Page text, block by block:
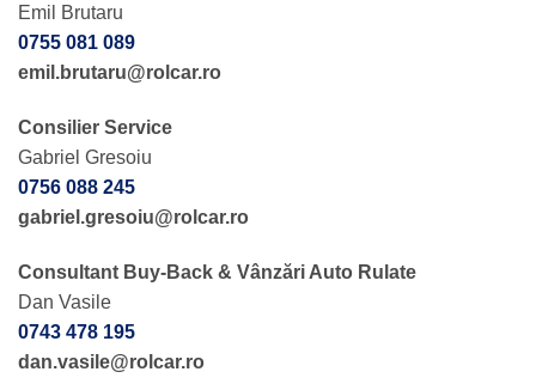
Emil Brutaru
0755 081 089
emil.brutaru@rolcar.ro
Consilier Service
Gabriel Gresoiu
0756 088 245
gabriel.gresoiu@rolcar.ro
Consultant Buy-Back & Vânzări Auto Rulate
Dan Vasile
0743 478 195
dan.vasile@rolcar.ro